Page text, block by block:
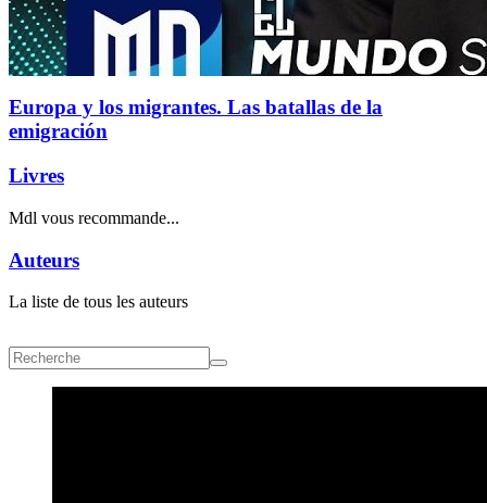
Europa y los migrantes. Las batallas de la
emigración
Livres
Mdl vous recommande...
Auteurs
La liste de tous les auteurs